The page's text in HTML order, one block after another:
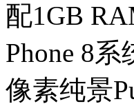
配1GB
Phone 8
像素纯景